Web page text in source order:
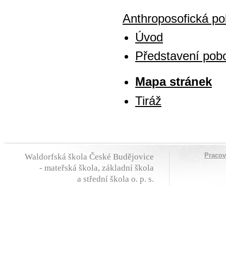
Anthroposofická
Úvod
Představení
Mapa stránek
Tiráž
Waldorfská škola České Budějovice
- mateřská škola, základní škola
a střední škola o. p. s.